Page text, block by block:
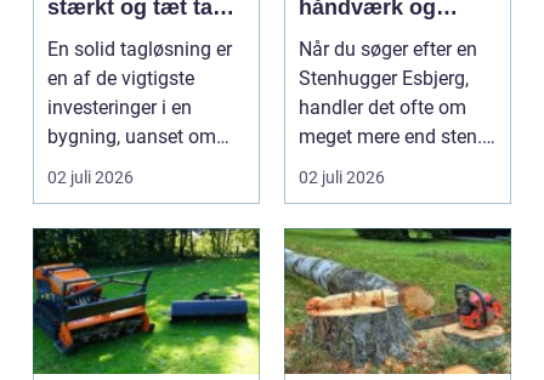
stærkt og tæt tag i
mange år
En solid tagløsning er
en af de vigtigste
investeringer i en
bygning, uanset om
der er tale om bolig...
02 juli 2026
håndværk og
personlige
løsninger
Når du søger efter en
Stenhugger Esbjerg,
handler det ofte om
meget mere end sten.
Det handler om at...
02 juli 2026